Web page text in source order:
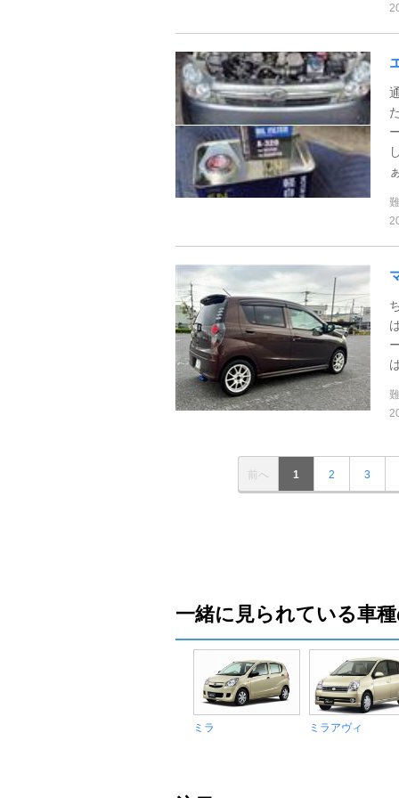
前へ 1 2 3
一緒に見られている車
ミラ ミラアヴィ